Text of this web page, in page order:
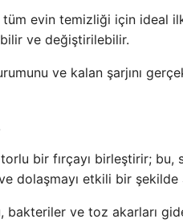
tüm evin temizliği için ideal
ve değiştirilebilir.
ve kalan şarjını
bir fırçayı birleştirir; bu,
dolaşmayı etkili bir şekilde
bakteriler ve toz akarları